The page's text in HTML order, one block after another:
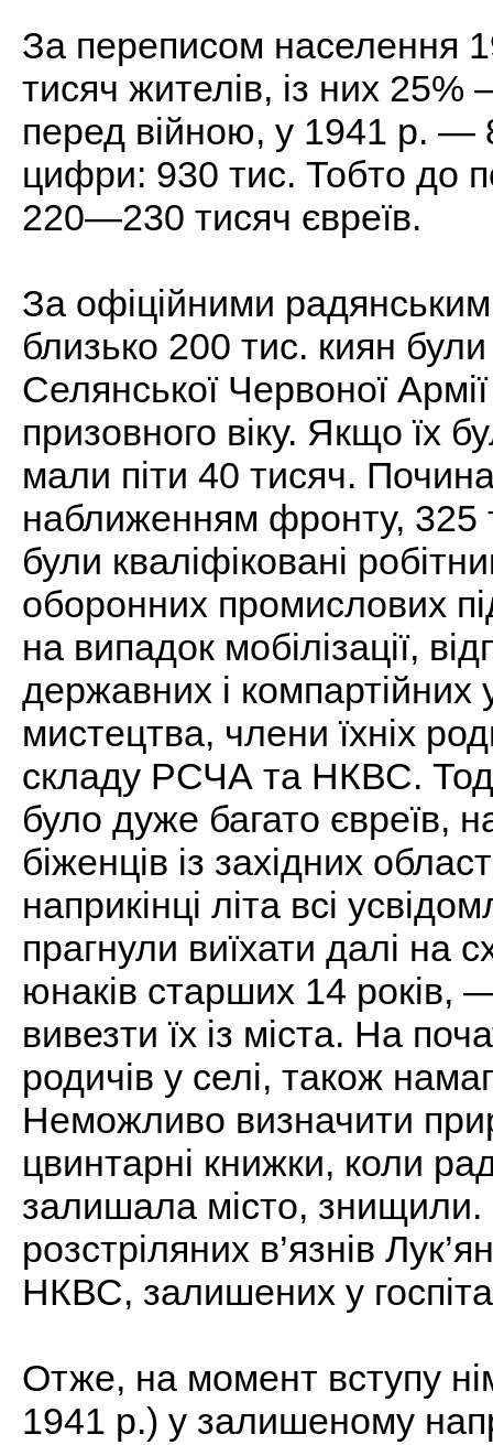
За переписом населення
тисяч жителів, із них
перед війною, у 1941 р. —
цифри: 930 тис. Тобто до
220—230 тисяч євреїв.
За офіційними
близько 200 тис. киян
Селянської Червоної
призовного віку. Якщо їх
мали піти 40 тисяч.
наближенням фронту, 325
були кваліфіковані
оборонних промислових
на випадок мобілізації,
державних і компартійних
мистецтва, члени їхніх
складу РСЧА та НКВС.
було дуже багато євреїв,
біженців із західних
наприкінці літа всі
прагнули виїхати далі на
юнаків старших 14 років,
вивезти їх із міста. На
родичів у селі, також
Неможливо визначити
цвинтарні книжки, коли
залишала місто, знищили.
розстріляних в’язнів
НКВС, залишених у
Отже, на момент вступу
1941 р.) у залишеному